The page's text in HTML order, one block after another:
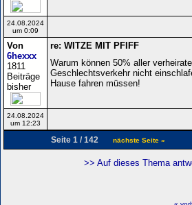
24.08.2024
um 0:09
Von
6hexxx
1811
Beiträge
bisher
re: WITZE MIT PFIFF
Warum können 50% aller
Geschlechtsverkehr nicht
Hause fahren müssen!
24.08.2024
um 12:23
Seite 1 / 142 nächste Seite »
>> Auf dieses Thema